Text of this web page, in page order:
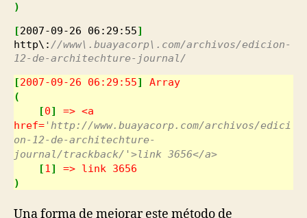
)
[2007-09-26 06 : 29 : 55]
http\: //www\.buayacorp\.com/archivos/edicion-
12-de-architechture-journal/
[2007-09-26 06 : 29 : 55]
Array
(
[0]
=> <a
href= 'http://www.buayacorp.com/archivos/edici
on-12-de-architechture-
journal/trackback/'>link 3656</a>
[1 ] => link 3656
)
Una forma de mejorar este método de